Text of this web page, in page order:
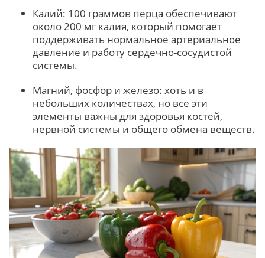
Калий: 100 граммов перца обеспечивают
около 200 мг калия, который помогает
поддерживать нормальное артериальное
давление и работу сердечно-сосудистой
системы.
Магний, фосфор и железо: хоть и в
небольших количествах, но все эти
элементы важны для здоровья костей,
нервной системы и общего обмена веществ.